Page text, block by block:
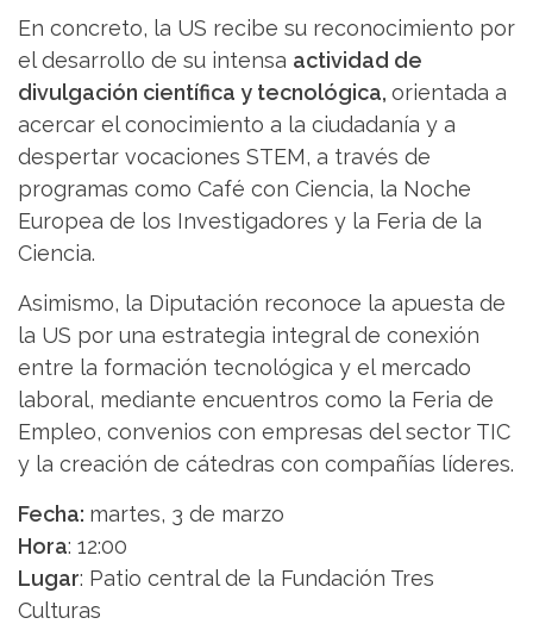
En concreto, la US recibe su reconocimiento por
el desarrollo de su intensa actividad de
divulgación científica y tecnológica, orientada a
acercar el conocimiento a la ciudadanía y a
despertar vocaciones STEM, a través de
programas como Café con Ciencia, la Noche
Europea de los Investigadores y la Feria de la
Ciencia.
Asimismo, la Diputación reconoce la apuesta de
la US por una estrategia integral de conexión
entre la formación tecnológica y el mercado
laboral, mediante encuentros como la Feria de
Empleo, convenios con empresas del sector TIC
y la creación de cátedras con compañías líderes.
Fecha: martes, 3 de marzo
Hora: 12:00
Lugar: Patio central de la Fundación Tres
Culturas